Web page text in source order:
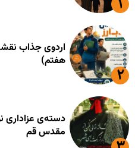
اردوی جذاب
هفتم)
دسته‌ی عزاداری
مقدس قم